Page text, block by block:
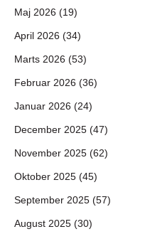
Maj 2026 (19)
April 2026 (34)
Marts 2026 (53)
Februar 2026 (36)
Januar 2026 (24)
December 2025 (47)
November 2025 (62)
Oktober 2025 (45)
September 2025 (57)
August 2025 (30)